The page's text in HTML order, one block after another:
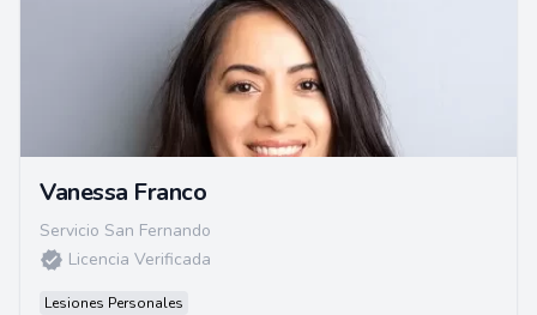
Vanessa Franco
Servicio San Fernando
Licencia Verificada
Lesiones Personales